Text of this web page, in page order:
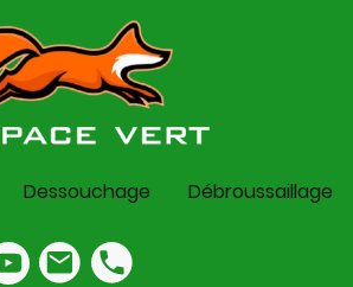
Dessouchage Débroussaillage